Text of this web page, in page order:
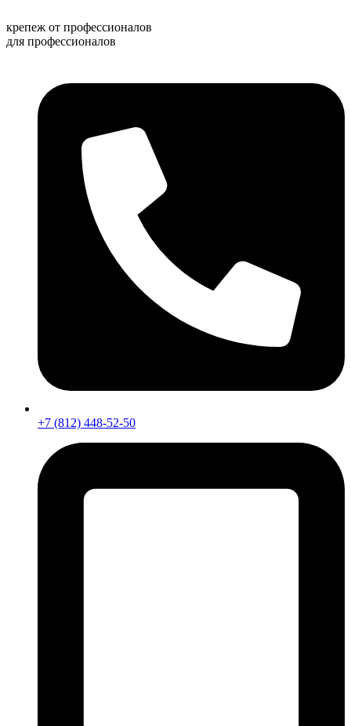
к
содержимому
крепеж от профессионалов
для профессионалов
+7 (812) 448-52-50